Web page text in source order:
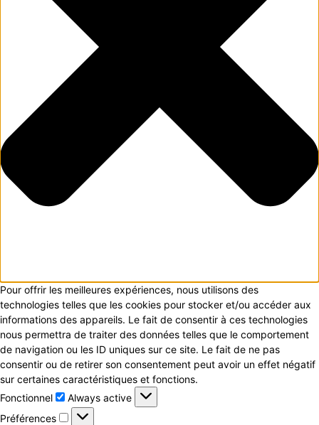
Pour offrir les meilleures expériences, nous utilisons des
technologies telles que les cookies pour stocker et/ou accéder aux
informations des appareils. Le fait de consentir à ces technologies
nous permettra de traiter des données telles que le comportement
de navigation ou les ID uniques sur ce site. Le fait de ne pas
consentir ou de retirer son consentement peut avoir un effet négatif
sur certaines caractéristiques et fonctions.
Fonctionnel
Fonctionnel
Always active
Préférences
Préférences